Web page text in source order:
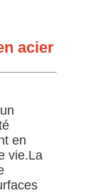
acier
en
vie.La